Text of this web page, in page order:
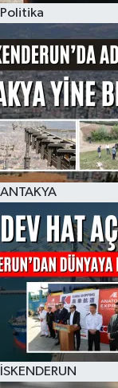
Politika
ANTAKYA
İSKENDERUN